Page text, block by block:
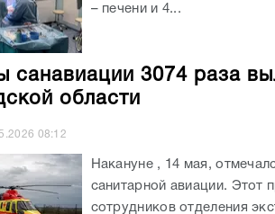
– печени и 4...
санавиации 3074 раза
области
08:12
Накануне , 14 мая,
санитарной авиации. Этот
сотрудников отделения